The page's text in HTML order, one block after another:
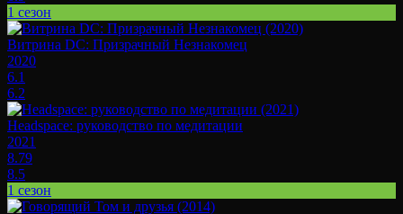
1 сезон
Витрина DC: Призрачный Незнакомец
2020
6.1
6.2
Headspace: руководство по медитации
2021
8.79
8.5
1 сезон